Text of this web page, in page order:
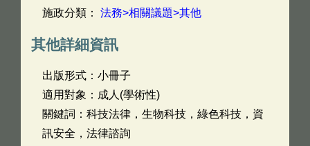
施政分類： 法務>相關議題>其他
其他詳細資訊
出版形式：小冊子
適用對象：成人(學術性)
關鍵詞：科技法律，生物科技，綠色科技，資
訊安全，法律諮詢